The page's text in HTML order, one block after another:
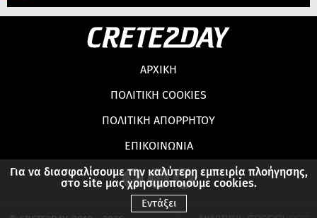
Για να διασφαλίσουμε την καλύτερη εμπειρία πλοήγησης,
στο site μας χρησιμοποιούμε cookies.
Εντάξει
ΑΡΧΙΚΗ
ΠΟΛΙΤΙΚΗ COOKIES
ΠΟΛΙΤΙΚΗ ΑΠΟΡΡΗΤΟΥ
ΕΠΙΚΟΙΝΩΝΙΑ